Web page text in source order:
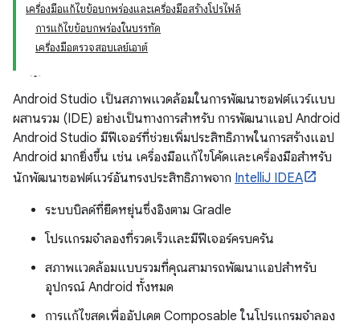
เครื่องมือแก้ไขข้อบกพร่องและเครื่องมือสร้างโปรไฟล์
การแก้ไขข้อบกพร่องในบรรทัด
เครื่องมือตรวจสอบเลย์เอาต์
Android Studio เป็นสภาพแวดล้อมในการพัฒนาซอฟต์แวร์แบบ
ผสานรวม (IDE) อย่างเป็นทางการสำหรับ การพัฒนาแอป Android
Android Studio มีฟีเจอร์ที่ช่วยเพิ่มประสิทธิภาพในการสร้างแอป
Android มากยิ่งขึ้น เช่น เครื่องมือแก้ไขโค้ดและเครื่องมือสำหรับ
นักพัฒนาซอฟต์แวร์อันทรงประสิทธิภาพจาก IntelliJ IDEA
ระบบบิลด์ที่ยืดหยุ่นซึ่งอิงตาม Gradle
โปรแกรมจำลองที่รวดเร็วและมีฟีเจอร์ครบครัน
สภาพแวดล้อมแบบรวมที่คุณสามารถพัฒนาแอปสำหรับ
อุปกรณ์ Android ทั้งหมด
การแก้ไขสดเพื่ออัปเดต Composable ในโปรแกรมจำลอง